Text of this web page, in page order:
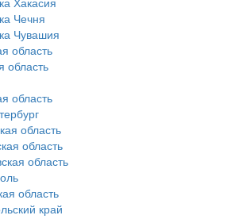
Чечня
Чувашия
область
область
область
область
область
область
область
край